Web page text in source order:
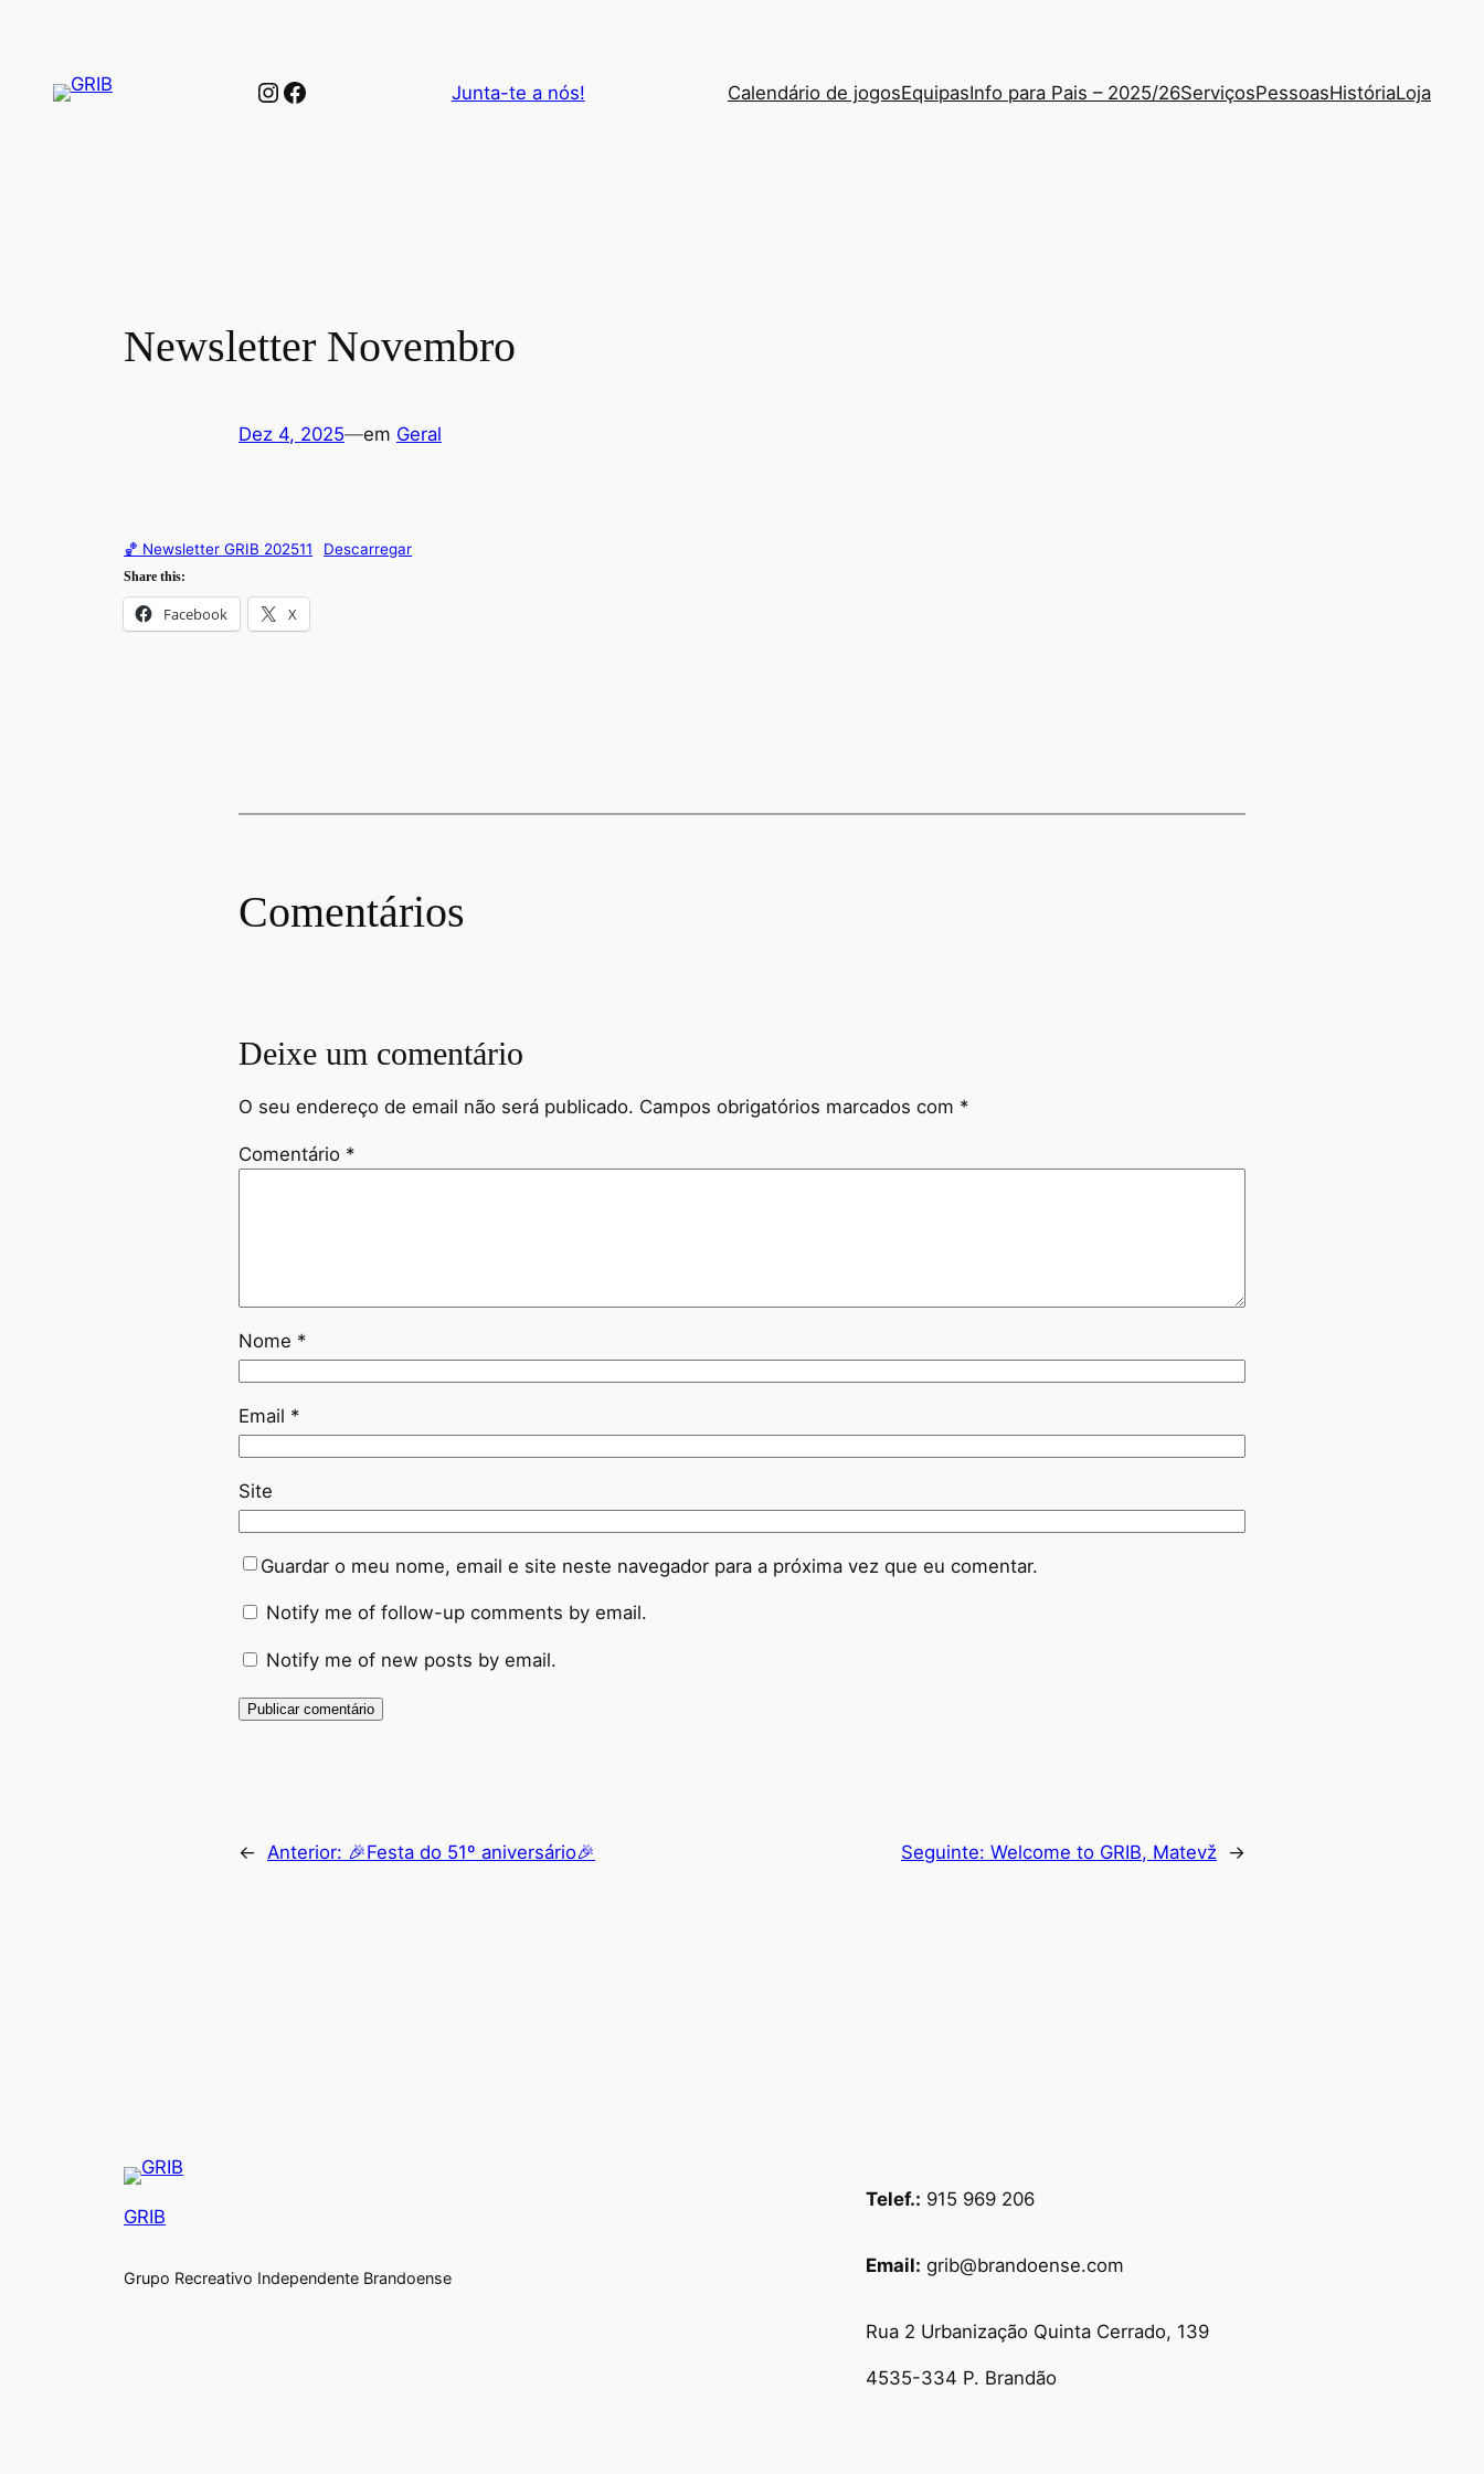
conteúdo
Instagram
Facebook Junta-te a nós! Calendário de jogosEquipasInfo para Pais – 2025/26ServiçosPessoasHistóriaLoja
Newsletter Novembro
Dez 4, 2025—em Geral
🏀 Newsletter GRIB 202511 Descarregar
Share this:
Facebook X
Comentários
Deixe um comentário
O seu endereço de email não será publicado. Campos obrigatórios marcados com *
Comentário *
Nome *
Email *
Site
Guardar o meu nome, email e site neste navegador para a próxima vez que eu comentar.
Notify me of follow-up comments by email.
Notify me of new posts by email.
← Anterior: 🎉Festa do 51º aniversário🎉 Seguinte: Welcome to GRIB, Matevž →
GRIB
Grupo Recreativo Independente Brandoense
Telef.: 915 969 206
Email: grib@brandoense.com
Rua 2 Urbanização Quinta Cerrado, 139
4535-334 P. Brandão